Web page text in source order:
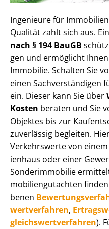
Ingenieure für
Qualität zahlt sich aus. Ein
nach § 194 BauGB
gen und ermöglicht
Immobilie. Schalten Sie
einen Sach­ver­stän­di­gen
ein. Dieser kann Sie über
Kosten beraten und Sie
Objektes bis zur
zuverlässig begleiten.
Verkehrswerte von
i­en­haus oder einer
Sonderimmobilie
mo­bi­li­en­gut­ach­ten
be­nen
wert­ver­fah­ren,
gleichs­wert­ver­fah­ren).